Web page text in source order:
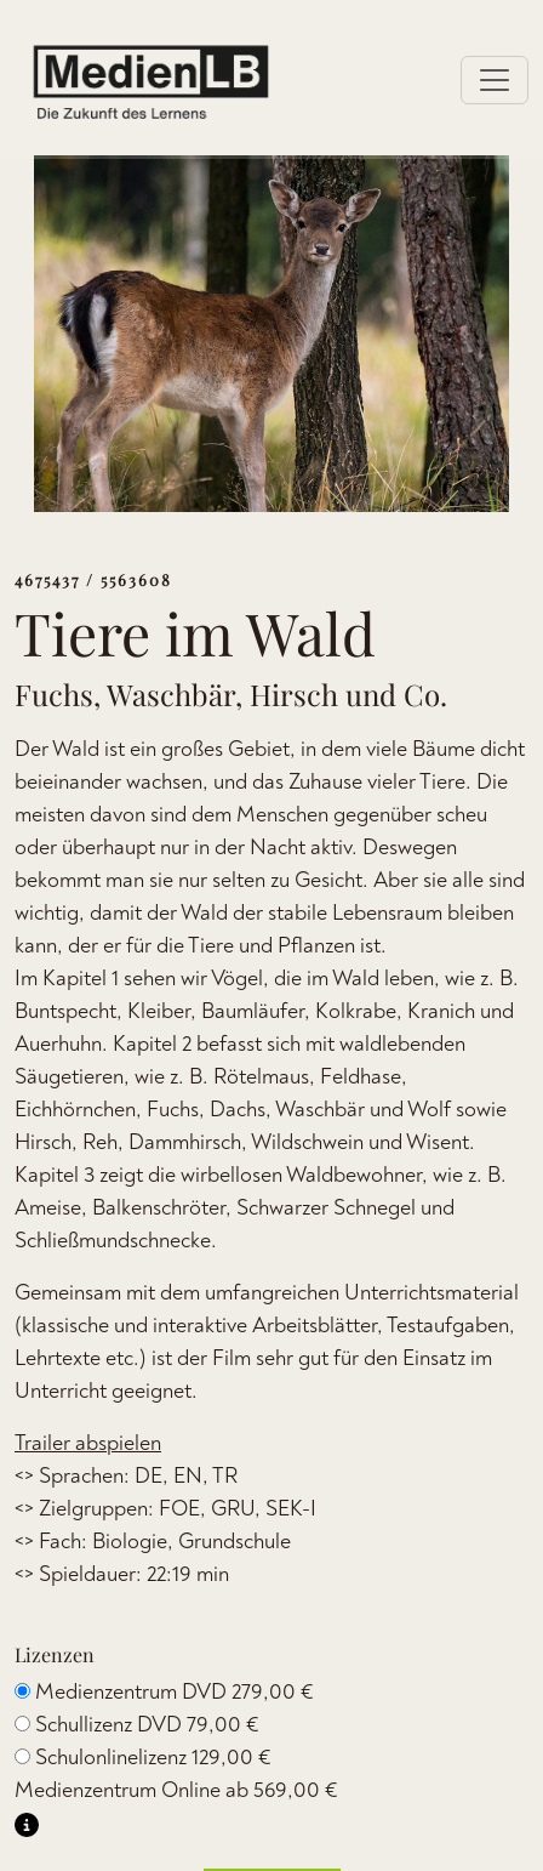
4675437 / 5563608
Tiere im Wald
Fuchs, Waschbär, Hirsch und Co.
Der Wald ist ein großes Gebiet, in dem viele Bäume dicht
beieinander wachsen, und das Zuhause vieler Tiere. Die
meisten davon sind dem Menschen gegenüber scheu
oder überhaupt nur in der Nacht aktiv. Deswegen
bekommt man sie nur selten zu Gesicht. Aber sie alle sind
wichtig, damit der Wald der stabile Lebensraum bleiben
kann, der er für die Tiere und Pflanzen ist.
Im Kapitel 1 sehen wir Vögel, die im Wald leben, wie z. B.
Buntspecht, Kleiber, Baumläufer, Kolkrabe, Kranich und
Auerhuhn. Kapitel 2 befasst sich mit waldlebenden
Säugetieren, wie z. B. Rötelmaus, Feldhase,
Eichhörnchen, Fuchs, Dachs, Waschbär und Wolf sowie
Hirsch, Reh, Dammhirsch, Wildschwein und Wisent.
Kapitel 3 zeigt die wirbellosen Waldbewohner, wie z. B.
Ameise, Balkenschröter, Schwarzer Schnegel und
Schließmundschnecke.
Gemeinsam mit dem umfangreichen Unterrichtsmaterial
(klassische und interaktive Arbeitsblätter, Testaufgaben,
Lehrtexte etc.) ist der Film sehr gut für den Einsatz im
Unterricht geeignet.
Trailer abspielen
<> Sprachen: DE, EN, TR
<> Zielgruppen: FOE, GRU, SEK-I
<> Fach: Biologie, Grundschule
<> Spieldauer: 22:19 min
Lizenzen
Medienzentrum DVD 279,00 €
Schullizenz DVD 79,00 €
Schulonlinelizenz129,00 €
Medienzentrum Online ab569,00 €